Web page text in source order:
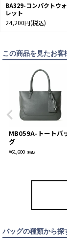
BA329-コンパクトウォ
レット
24,200円(税込)
この商品を見たお客
MB059A-トートバ
グ
¥61,600 （税込）
バッグの種類から探